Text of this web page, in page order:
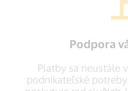
Podpora
Platby sa neustále
podnikateľské